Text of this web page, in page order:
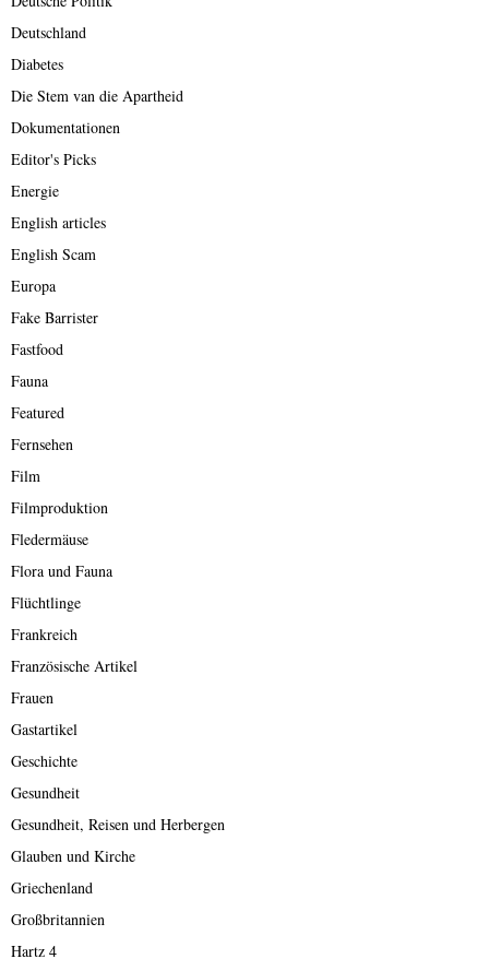
Deutschland
Diabetes
Die Stem van die Apartheid
Dokumentationen
Editor's Picks
Energie
English articles
English Scam
Europa
Fake Barrister
Fastfood
Fauna
Featured
Fernsehen
Film
Filmproduktion
Fledermäuse
Flora und Fauna
Flüchtlinge
Frankreich
Französische Artikel
Frauen
Gastartikel
Geschichte
Gesundheit
Gesundheit, Reisen und Herbergen
Glauben und Kirche
Griechenland
Großbritannien
Hartz 4